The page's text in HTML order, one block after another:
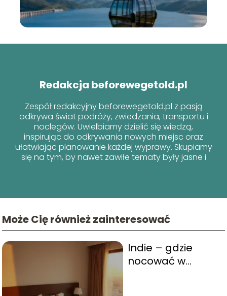
Redakcja beforewegetold.pl
Zespół redakcyjny beforewegetold.pl z pasją
odkrywa świat podróży, zwiedzania, transportu i
noclegów. Uwielbiamy dzielić się wiedzą,
inspirując do odkrywania nowych miejsc oraz
ułatwiając planowanie każdej wyprawy. Skupiamy
się na tym, by nawet zawiłe tematy były jasne i
Może Cię również zainteresować
Indie – gdzie
nocować w